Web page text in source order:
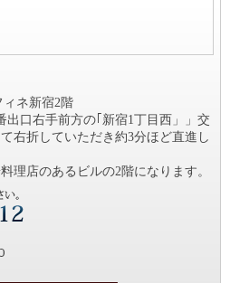
ィネ新宿2階
口右手前方の｢新宿1丁目西」」交
右折していただき約3分ほど直進し
理店のあるビルの2階になります。